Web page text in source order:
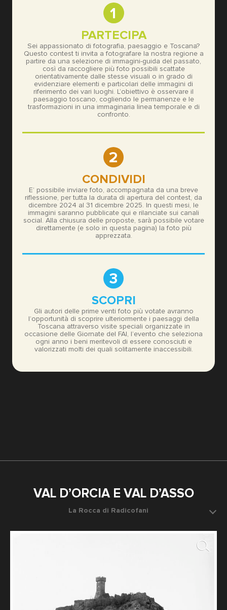
1
PARTECIPA
Sei appassionato di fotografia, paesaggio e Toscana?
Questo contest ti invita a fotografare la nostra regione a
partire da una selezione di immagini-guida del passato,
così da raccogliere più foto possibili scattate
orientativamente dalle stesse visuali o in grado di
evidenziare elementi e particolari delle immagini di
riferimento dei vari luoghi. L’obiettivo è osservare il
paesaggio toscano, cogliendo le permanenze e le
trasformazioni in una immaginaria linea temporale e di
confronto.
2
CONDIVIDI
E’ possibile inviare foto, accompagnata da una breve
riflessione, per tutta la durata di apertura del contest, da
dicembre 2024 al 31 dicembre 2025. In questi mesi, le
immagini saranno pubblicate qui e rilanciate sui canali
social. Alla chiusura delle proposte, sarà possibile votare
direttamente (e solo in questa pagina) la foto più
apprezzata.
3
SCOPRI
Gli autori delle prime venti foto più votate avranno
l’opportunità di scoprire ulteriormente i paesaggi della
Toscana attraverso visite speciali organizzate in
occasione delle Giornate del FAI, l’evento che seleziona
ogni anno i beni meritevoli di essere conosciuti e
valorizzati molti dei quali solitamente inaccessibili.
VAL D’ORCIA E VAL D’ASSO
La Rocca di Radicofani